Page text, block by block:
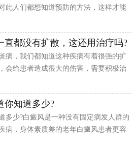
此人们都想知道预防的方法，这样才能
防白癜风?
直都没有扩散，这还用治疗吗?
病，我们都知道这种疾病有着很强的扩
会给患者造成很大的伤害，需要积极治
都没有扩散，这还用治疗吗?
你知道多少?
多少?白癜风是一种没有固定病发人群的
病，身体素质差的老年白癜风患者更容
癜风的治疗难度大，不易康复，还会诱